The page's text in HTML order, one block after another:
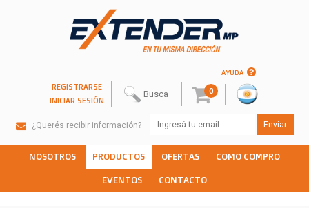
AYUDA
REGISTRARSE
INICIAR SESIÓN
0
¿Querés recibir información?
NOSOTROS PRODUCTOS OFERTAS COMO COMPRO
EVENTOS CONTACTO